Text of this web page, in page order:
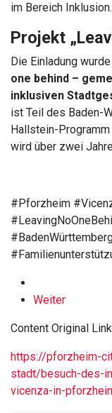
im Bereich Inklusion.
Projekt
Die Einladung
one behind –
inklusiven
ist Teil des Baden-
Hallstein-
wird über zwei
#Pforzheim
Weiter
Content Original
https://pforzheim-
stadt/besuch-des-
vicenza-in-